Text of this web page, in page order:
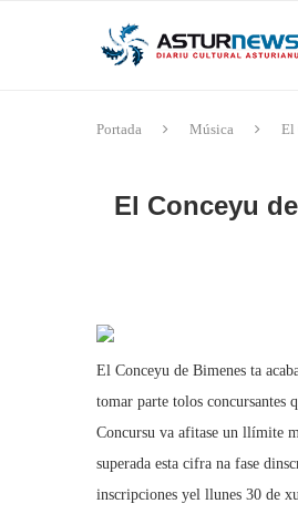
Portada Música El
El Conceyu
El Conceyu de Bimenes ta
tomar parte tolos concursantes
Concursu va afitase un llímite
superada esta cifra na fase
inscripciones yel llunes 30 de